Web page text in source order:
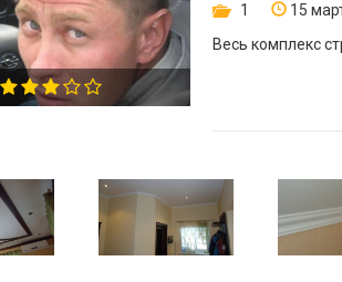
1 15
Весь комплекс